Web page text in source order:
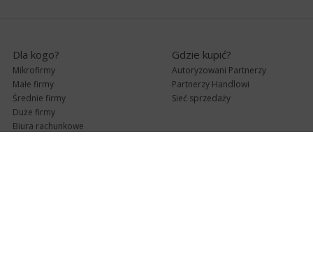
Dla kogo?
Mikrofirmy
Małe firmy
Średnie firmy
Duże firmy
Biura rachunkowe
Gdzie kupić?
Autoryzowani Partnerzy
Partnerzy Handlowi
Sieć sprzedaży